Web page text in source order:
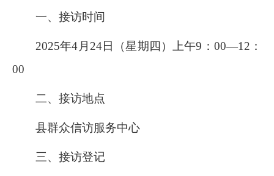
一、接访时间
2025年4月 24日（星期 四 ）上午9 ： 00—12 ：
00
二、接访地点
县群众信访服务中心
三、接访登记